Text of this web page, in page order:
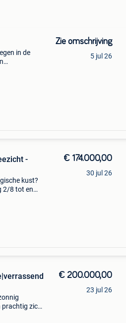
in de
Zie omschrijving
5 jul 26
-
kust?
2/8 tot en
€ 174.000,00
30 jul 26
zicht
€ 200.000,00
23 jul 26